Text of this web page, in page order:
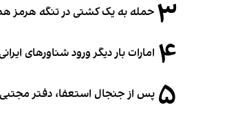
۳ حمله به یک کشتی در تنگه هرمز
۴ امارات بار دیگر ورود شناورهای
۵ پس از جنجال استعفا، دفتر مجتبی